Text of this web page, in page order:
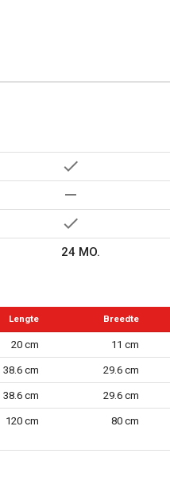
24 MO.
Lengte Breedte
20 cm 11 cm
38.6 cm 29.6 cm
38.6 cm 29.6 cm
120 cm 80 cm